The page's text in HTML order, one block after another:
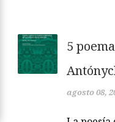
5
agosto 08,